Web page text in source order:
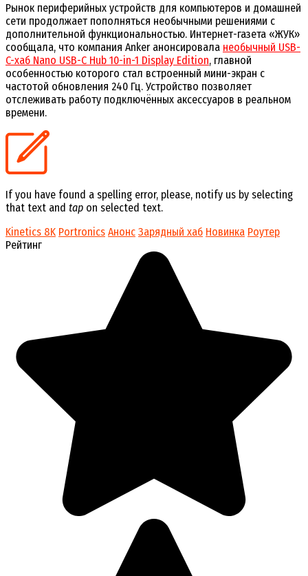
Рынок периферийных устройств для компьютеров и домашней
сети продолжает пополняться необычными решениями с
дополнительной функциональностью. Интернет-газета «ЖУК»
сообщала, что компания Anker анонсировала необычный USB-
C-хаб Nano USB-C Hub 10-in-1 Display Edition, главной
особенностью которого стал встроенный мини-экран с
частотой обновления 240 Гц. Устройство позволяет
отслеживать работу подключённых аксессуаров в реальном
времени.
If you have found a spelling error, please, notify us by selecting
that text and tap on selected text.
Kinetics 8K Portronics Анонс Зарядный хаб Новинка Роутер
Рейтинг